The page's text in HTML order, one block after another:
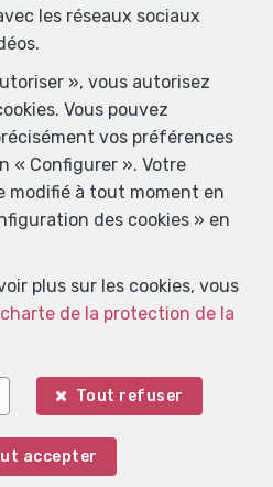
les réseaux sociaux
», vous autorisez
Vous pouvez
vos préférences
« Configurer ». Votre
modifié à tout moment en
des cookies » en
plus sur les cookies, vous
charte de la protection de la
Tout refuser
accepter